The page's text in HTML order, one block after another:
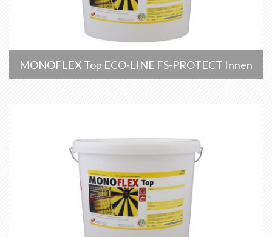
MONOFLEX Top ECO-LINE FS-PROTECT Innen